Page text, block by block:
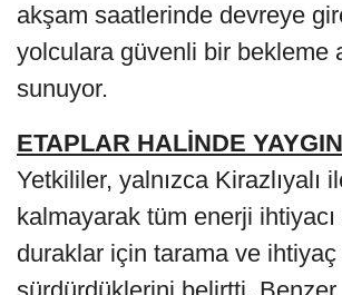
akşam saatlerinde devreye
yolculara güvenli bir bekleme
sunuyor.
ETAPLAR HALİNDE
Yetkililer, yalnızca Kirazlıyalı
kalmayarak tüm enerji
duraklar için tarama ve